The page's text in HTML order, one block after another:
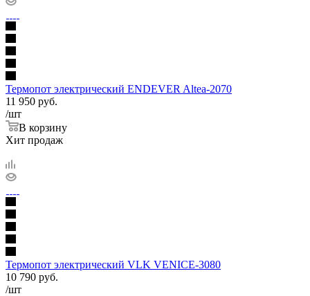
Термопот электрический ENDEVER Altea-2070
11 950 руб.
/шт
В корзину
Хит продаж
Термопот электрический VLK VENICE-3080
10 790 руб.
/шт